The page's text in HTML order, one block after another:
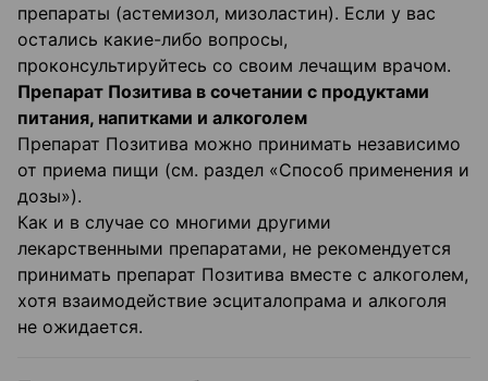
препараты (астемизол, мизоластин). Если у вас
остались какие-либо вопросы,
проконсультируйтесь со своим лечащим врачом.
Препарат Позитива в сочетании с продуктами
питания, напитками и алкоголем
Препарат Позитива можно принимать независимо
от приема пищи (см. раздел «Способ применения и
дозы»).
Как и в случае со многими другими
лекарственными препаратами, не рекомендуется
принимать препарат Позитива вместе с алкоголем,
хотя взаимодействие эсциталопрама и алкоголя
не ожидается.